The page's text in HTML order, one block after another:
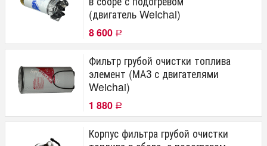
(двигатель Weichai)
8 600 Р
Фильтр грубой очистки топлива
элемент (МАЗ с двигателями
Weichai)
1 880 Р
Корпус фильтра грубой очистки